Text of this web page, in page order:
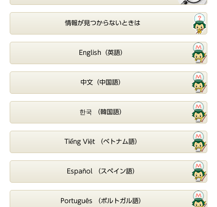
情報が見つからないときは
English（英語）
中文（中国語）
한국 （韓国語）
Tiếng Việt （ベトナム語）
Español （スペイン語）
Português （ポルトガル語）